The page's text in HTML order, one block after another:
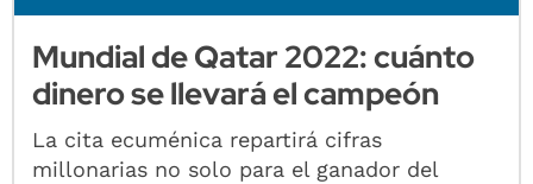
Mundial de Qatar 2022: cuánto
dinero se llevará el campeón
La cita ecuménica repartirá cifras
millonarias no solo para el ganador del